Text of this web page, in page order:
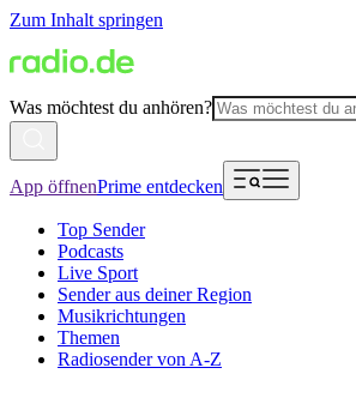
Zum Inhalt springen
Was möchtest du anhören?
App öffnenPrime entdecken
Top Sender
Podcasts
Live Sport
Sender aus deiner Region
Musikrichtungen
Themen
Radiosender von A-Z